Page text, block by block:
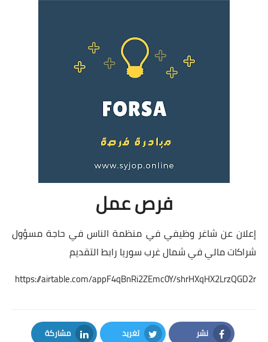
دورات تدريبية
فرص عمل
إعلان عن شاغر وظيفي في منظمة الناس في حاجة مسؤول
شراكات مالي في شمال غرب سوريا رابط التقديم
https://airtable.com/appF4qBnRi2ZEmc0Y/shrHXqHX2LrzQGD2r
نشر تغريد مشاركة